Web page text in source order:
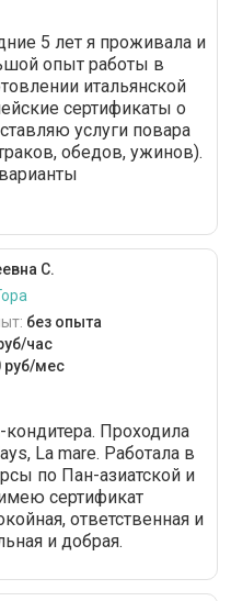
5 лет я проживала и
опыт работы в
итальянской
сертификаты о
услуги повара
обедов, ужинов).
С.
без опыта
час
руб/мес
Проходила
La mare. Работала в
по Пан-азиатской и
сертификат
ответственная и
и добрая.